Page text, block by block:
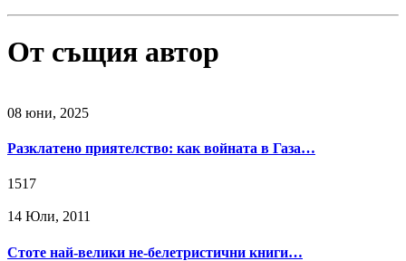
От същия автор
08 юни, 2025
Разклатено приятелство: как войната в Газа…
1517
14 Юли, 2011
Стоте най-велики не-белетристични книги…